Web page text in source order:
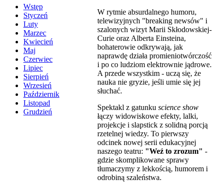
Wstęp
Styczeń
Luty
Marzec
Kwiecień
Maj
Czerwiec
Lipiec
Sierpień
Wrzesień
Październik
Listopad
Grudzień
W rytmie absurdalnego humoru,
telewizyjnych "breaking newsów" i
szalonych wizyt Marii Skłodowskiej-
Curie oraz Alberta Einsteina,
bohaterowie odkrywają, jak
naprawdę działa promieniotwórczość
i po co ludziom elektrownie jądrowe.
A przede wszystkim - uczą się, że
nauka nie gryzie, jeśli umie się jej
słuchać.
Spektakl z gatunku science show
łączy widowiskowe efekty, lalki,
projekcje i slapstick z solidną porcją
rzetelnej wiedzy. To pierwszy
odcinek nowej serii edukacyjnej
naszego teatru: "Weź to zrozum" -
gdzie skomplikowane sprawy
tłumaczymy z lekkością, humorem i
odrobiną szaleństwa.